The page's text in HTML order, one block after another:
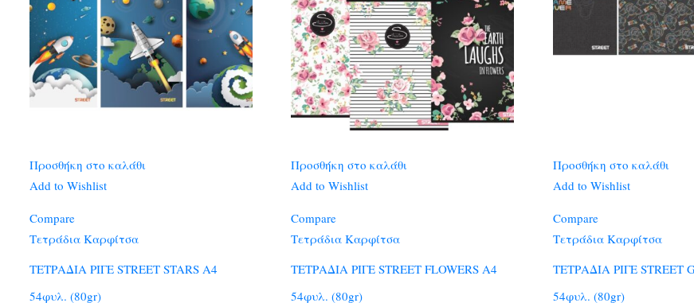
Προσθήκη στο καλάθι
Add to Wishlist
Compare
Τετράδια Καρφίτσα
ΤΕΤΡΑΔΙΑ ΡΙΓΕ STREET STARS A4
54φυλ. (80gr)
Προσθήκη στο καλάθι
Add to Wishlist
Compare
Τετράδια Καρφίτσα
ΤΕΤΡΑΔΙΑ ΡΙΓΕ STREET FLOWERS A4
54φυλ. (80gr)
Προσθήκη στο καλάθι
Add to Wishlist
Compare
Τετράδια Καρφίτσα
ΤΕΤΡΑΔΙΑ ΡΙΓΕ STREET
54φυλ. (80gr)